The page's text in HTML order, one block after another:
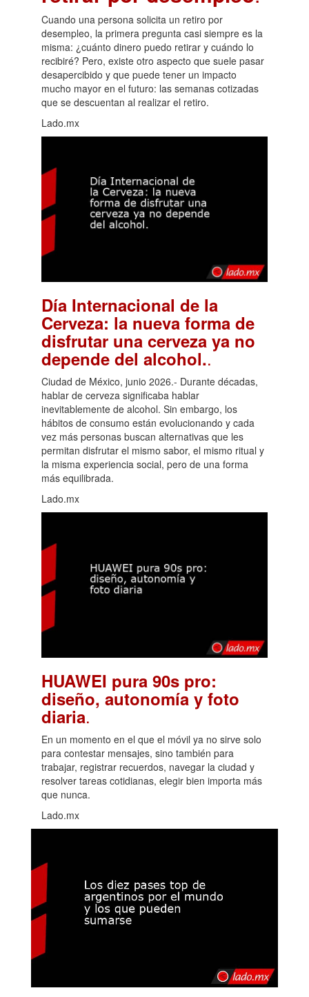
Cuando una persona solicita un retiro por
desempleo, la primera pregunta casi siempre es la
misma: ¿cuánto dinero puedo retirar y cuándo lo
recibiré? Pero, existe otro aspecto que suele pasar
desapercibido y que puede tener un impacto
mucho mayor en el futuro: las semanas cotizadas
que se descuentan al realizar el retiro.
Lado.mx
Día Internacional de la
Cerveza: la nueva forma de
disfrutar una cerveza ya no
depende del alcohol..
Ciudad de México, junio 2026.- Durante décadas,
hablar de cerveza significaba hablar
inevitablemente de alcohol. Sin embargo, los
hábitos de consumo están evolucionando y cada
vez más personas buscan alternativas que les
permitan disfrutar el mismo sabor, el mismo ritual y
la misma experiencia social, pero de una forma
más equilibrada.
Lado.mx
HUAWEI pura 90s pro:
diseño, autonomía y foto
diaria.
En un momento en el que el móvil ya no sirve solo
para contestar mensajes, sino también para
trabajar, registrar recuerdos, navegar la ciudad y
resolver tareas cotidianas, elegir bien importa más
que nunca.
Lado.mx